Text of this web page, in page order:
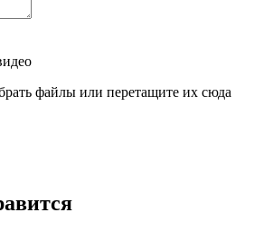
файлы или перетащите их сюда